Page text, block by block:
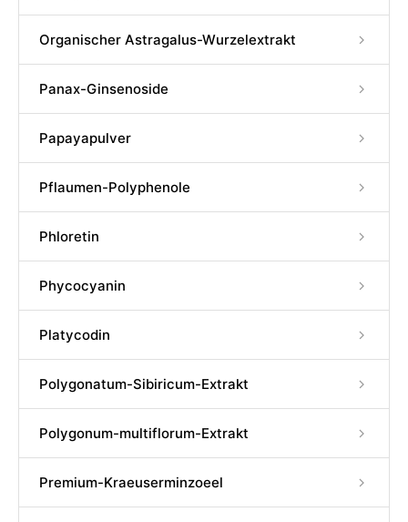
Organischer Astragalus-Wurzelextrakt
Panax-Ginsenoside
Papayapulver
Pflaumen-Polyphenole
Phloretin
Phycocyanin
Platycodin
Polygonatum-Sibiricum-Extrakt
Polygonum-multiflorum-Extrakt
Premium-Kraeuserminzoeel